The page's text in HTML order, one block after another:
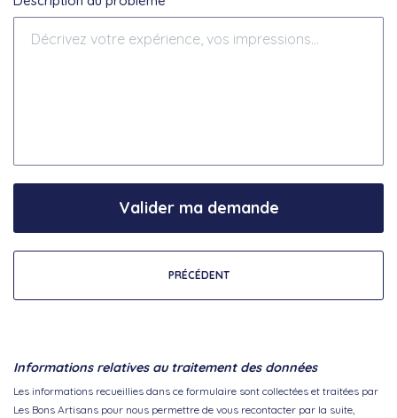
PRÉCÉDENT
Valider ma demande
Informations relatives au traitement des données
Les informations recueillies dans ce formulaire sont collectées et traitées par
Les Bons Artisans pour nous permettre de vous recontacter par la suite,